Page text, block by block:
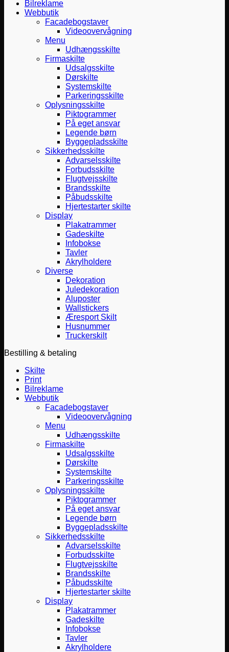
Bilreklame
Webbutik
Facadebogstaver
Videoovervågning
Menu
Udhængsskilte
Firmaskilte
Udsalgsskilte
Dørskilte
Systemskilte
Parkeringsskilte
Oplysningsskilte
Piktogrammer
På eget ansvar
Legende børn
Byggepladsskilte
Sikkerhedsskilte
Advarselsskilte
Forbudsskilte
Flugtvejsskilte
Brandsskilte
Påbudsskilte
Hjertestarter skilte
Display
Plakatrammer
Gadeskilte
Infobokse
Tavler
Akrylholdere
Diverse
Dekoration
Juledekoration
Aluposter
Wallstickers
Æresport Skilt
Husnummer
Truckerskilt
Bestilling & betaling
Skilte
Print
Bilreklame
Webbutik
Facadebogstaver
Videoovervågning
Menu
Udhængsskilte
Firmaskilte
Udsalgsskilte
Dørskilte
Systemskilte
Parkeringsskilte
Oplysningsskilte
Piktogrammer
På eget ansvar
Legende børn
Byggepladsskilte
Sikkerhedsskilte
Advarselsskilte
Forbudsskilte
Flugtvejsskilte
Brandsskilte
Påbudsskilte
Hjertestarter skilte
Display
Plakatrammer
Gadeskilte
Infobokse
Tavler
Akrylholdere